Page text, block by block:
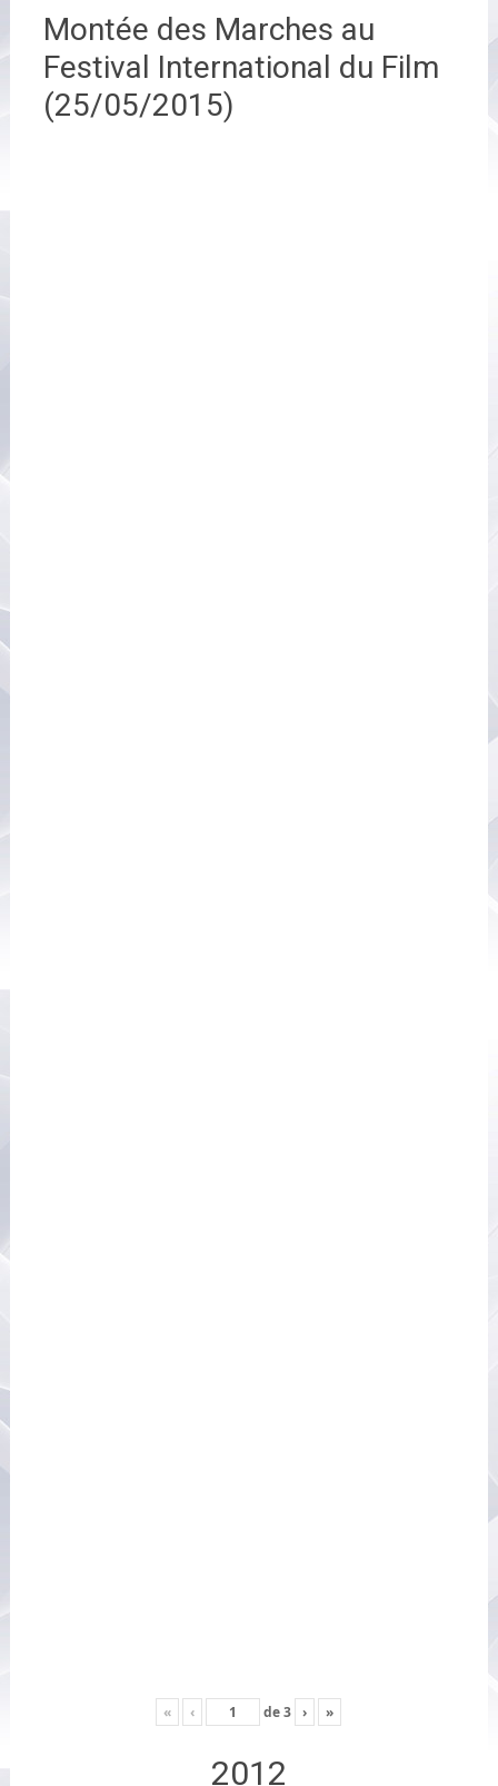
Montée des Marches au
Festival International du Film
(25/05/2015)
« ‹ de3 › »
2012